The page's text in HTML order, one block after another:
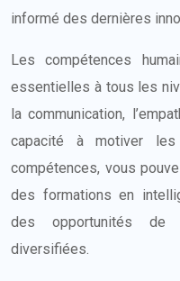
informé des dernières
Les compétences
essentielles à tous les
la communication,
capacité à motiver
compétences, vous
des formations en
des opportunités de
diversifiées.